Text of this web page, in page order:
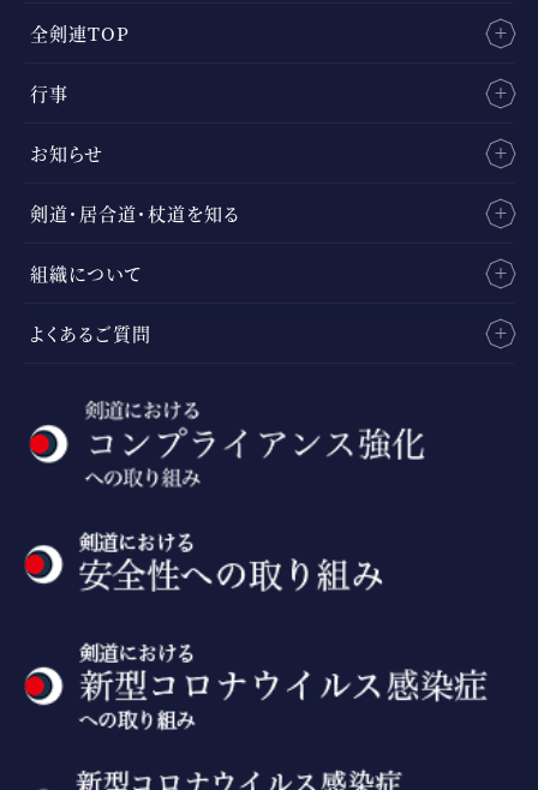
全剣連TOP
行事
お知らせ
剣道・居合道・杖道を知る
組織について
よくあるご質問